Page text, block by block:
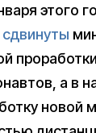
этого
сдвинуты
а в
новой